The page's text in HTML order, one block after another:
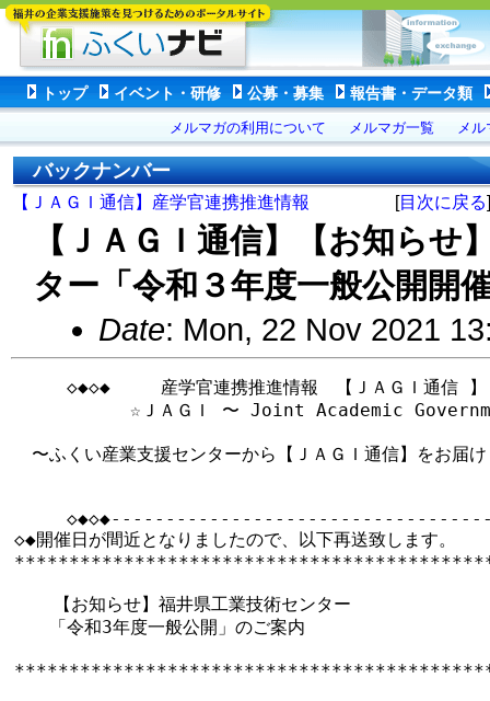
トップ イベント・研修 公募・募集 報告書・データ類
メルマガの利用について メルマガ一覧 メ
バックナンバー
【ＪＡＧＩ通信】産学官連携推進情報 [目次に戻る]
【ＪＡＧＩ通信】【お知らせ
ター「令和３年度一般公開開
Date: Mon, 22 Nov 2021
◇◆◇◆   　産学官連携推進情報　【ＪＡＧＩ通信
　 ☆ＪＡＧＩ 〜 Joint Academic
〜ふくい産業支援センターから【ＪＡＧＩ通信】をお届
◇◆開催日が間近となりましたので、以下再送致します。
【お知らせ】福井県工業技術センター
「令和3年度一般公開」のご案内